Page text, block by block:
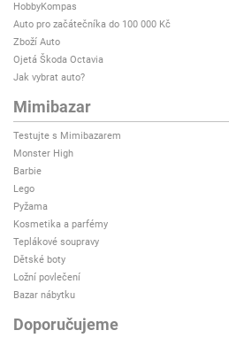
HobbyKompas
Auto pro začátečníka do 100 000 Kč
Zboží Auto
Ojetá Škoda Octavia
Jak vybrat auto?
Mimibazar
Testujte s Mimibazarem
Monster High
Barbie
Lego
Pyžama
Kosmetika a parfémy
Teplákové soupravy
Dětské boty
Ložní povlečení
Bazar nábytku
Doporučujeme